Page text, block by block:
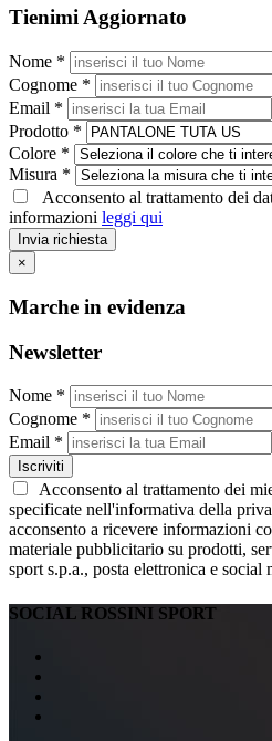
Tienimi Aggiornato
Nome *
Cognome *
Email *
Prodotto *
Colore *
Misura *
Acconsento al trattamento dei
informazioni leggi qui
Invia richiesta
×
Marche in evidenza
Newsletter
Nome *
Cognome *
Email *
Iscriviti
Acconsento al trattamento dei
specificate nell'informativa della
acconsento a ricevere informazioni
materiale pubblicitario su prodotti,
sport s.p.a., posta elettronica e social
SOCIAL ROSSINI SPORT